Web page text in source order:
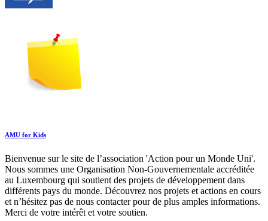
AMU for Kids
Bienvenue sur le site de l’association 'Action pour un Monde Uni'.
Nous sommes une Organisation Non-Gouvernementale accréditée
au Luxembourg qui soutient des projets de développement dans
différents pays du monde. Découvrez nos projets et actions en cours
et n’hésitez pas de nous contacter pour de plus amples informations.
Merci de votre intérêt et votre soutien.